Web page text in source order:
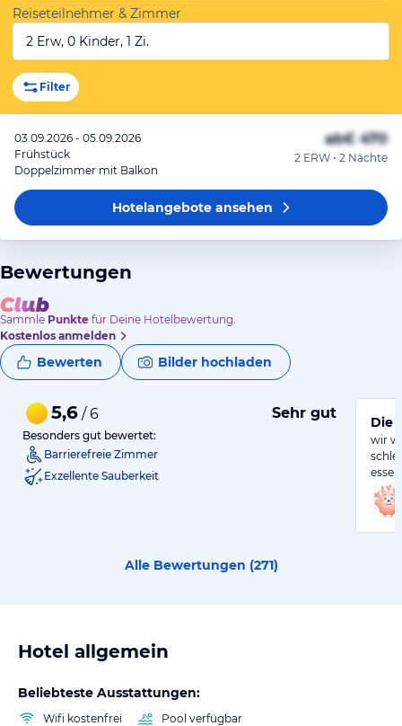
Reiseteilnehmer & Zimmer
2 Erw, 0 Kinder, 1 Zi.
Filter
03.09.2026 - 05.09.2026
Frühstück
Doppelzimmer mit Balkon
ab€ 470
2 ERW • 2 Nächte
Hotelangeboteansehen
Bewertungen
Sammle Punkte für Deine Hotelbewertung.
Kostenlos anmelden
Bewerten Bilder hochladen
5,6 / 6 Sehr gut
Besonders gut bewertet:
Barrierefreie Zimmer
Exzellente Sauberkeit
Die
wir
Alle Bewertungen (271)
Hotel allgemein
Beliebteste Ausstattungen:
Wifi kostenfrei Pool verfügbar